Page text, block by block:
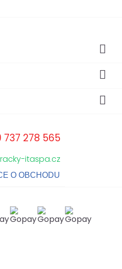



737 278 565
itaspa.cz
O OBCHODU